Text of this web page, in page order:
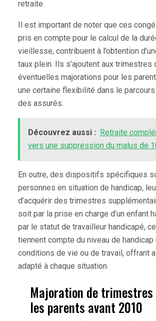
retraite.
Il est important de noter que ces
pris en compte pour le calcul de la
vieillesse, contribuent à l’obtention
taux plein. Ils s’ajoutent aux
éventuelles majorations pour les
une certaine flexibilité dans le
des assurés.
Découvrez aussi :
Retraite
vers une suppression du malus de
En outre, des dispositifs spécifiques
personnes en situation de handicap,
d’acquérir des trimestres
soit par la prise en charge d’un enfant
par le statut de travailleur handicapé,
tiennent compte du niveau de
conditions de vie ou de travail, offrant
adapté à chaque situation.
Majoration de trimestres
les parents avant 2010